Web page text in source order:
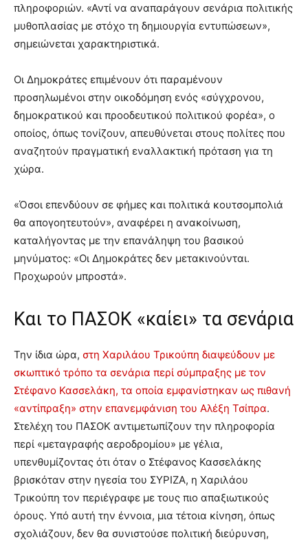
πληροφοριών. «Αντί να αναπαράγουν σενάρια πολιτικής
μυθοπλασίας με στόχο τη δημιουργία εντυπώσεων»,
σημειώνεται χαρακτηριστικά.
Οι Δημοκράτες επιμένουν ότι παραμένουν
προσηλωμένοι στην οικοδόμηση ενός «σύγχρονου,
δημοκρατικού και προοδευτικού πολιτικού φορέα», ο
οποίος, όπως τονίζουν, απευθύνεται στους πολίτες που
αναζητούν πραγματική εναλλακτική πρόταση για τη
χώρα.
«Όσοι επενδύουν σε φήμες και πολιτικά κουτσομπολιά
θα απογοητευτούν», αναφέρει η ανακοίνωση,
καταλήγοντας με την επανάληψη του βασικού
μηνύματος: «Οι Δημοκράτες δεν μετακινούνται.
Προχωρούν μπροστά».
Και το ΠΑΣΟΚ «καίει» τα σενάρια
Την ίδια ώρα, στη Χαριλάου Τρικούπη διαψεύδουν με
σκωπτικό τρόπο τα σενάρια περί σύμπραξης με τον
Στέφανο Κασσελάκη, τα οποία εμφανίστηκαν ως πιθανή
«αντίπραξη» στην επανεμφάνιση του Αλέξη Τσίπρα.
Στελέχη του ΠΑΣΟΚ αντιμετωπίζουν την πληροφορία
περί «μεταγραφής αεροδρομίου» με γέλια,
υπενθυμίζοντας ότι όταν ο Στέφανος Κασσελάκης
βρισκόταν στην ηγεσία του ΣΥΡΙΖΑ, η Χαριλάου
Τρικούπη τον περιέγραφε με τους πιο απαξιωτικούς
όρους. Υπό αυτή την έννοια, μια τέτοια κίνηση, όπως
σχολιάζουν, δεν θα συνιστούσε πολιτική διεύρυνση,